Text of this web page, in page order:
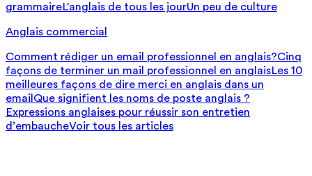
grammaireL'anglais de tous les jourUn peu de culture
Anglais commercial
Comment rédiger un email professionnel en anglais?Cinq
façons de terminer un mail professionnel en anglaisLes 10
meilleures façons de dire merci en anglais dans un
email Que signifient les noms de poste anglais ?
Expressions anglaises pour réussir son entretien
d’embaucheVoir tous les articles